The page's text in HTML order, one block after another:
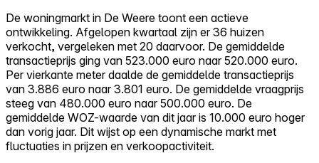
Alles-in-één
Reviews
Prijzen
Log in
Probeer Walter gratis
De woningmarkt in De Weere toont een actieve
ontwikkeling. Afgelopen kwartaal zijn er 36 huizen
verkocht, vergeleken met 20 daarvoor. De gemiddelde
transactieprijs ging van 523.000 euro naar 520.000 euro.
Per vierkante meter daalde de gemiddelde transactieprijs
van 3.886 euro naar 3.801 euro. De gemiddelde vraagprijs
steeg van 480.000 euro naar 500.000 euro. De
gemiddelde WOZ-waarde van dit jaar is 10.000 euro hoger
dan vorig jaar. Dit wijst op een dynamische markt met
fluctuaties in prijzen en verkoopactiviteit.